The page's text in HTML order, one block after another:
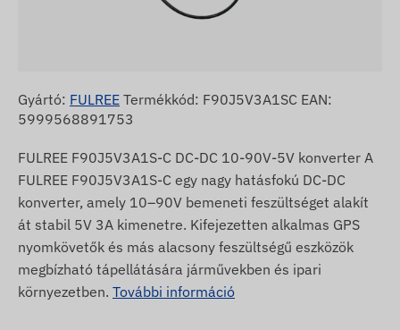
Gyártó: FULREE Termékkód: F90J5V3A1SC EAN:
5999568891753
FULREE F90J5V3A1S-C DC-DC 10-90V-5V konverter A
FULREE F90J5V3A1S-C egy nagy hatásfokú DC-DC
konverter, amely 10–90V bemeneti feszültséget alakít
át stabil 5V 3A kimenetre. Kifejezetten alkalmas GPS
nyomkövetők és más alacsony feszültségű eszközök
megbízható tápellátására járművekben és ipari
környezetben. További információ